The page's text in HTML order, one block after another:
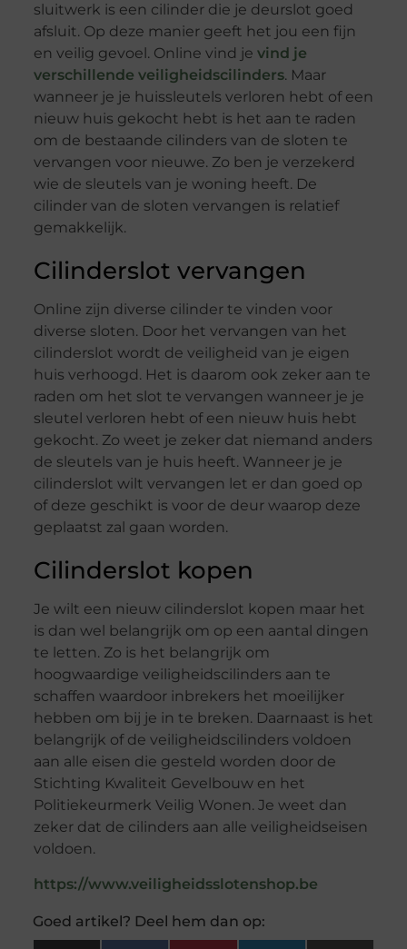
sluitwerk is een cilinder die je deurslot goed
afsluit. Op deze manier geeft het jou een fijn
en veilig gevoel. Online vind je vind je
verschillende veiligheidscilinders. Maar
wanneer je je huissleutels verloren hebt of een
nieuw huis gekocht hebt is het aan te raden
om de bestaande cilinders van de sloten te
vervangen voor nieuwe. Zo ben je verzekerd
wie de sleutels van je woning heeft. De
cilinder van de sloten vervangen is relatief
gemakkelijk.
Cilinderslot vervangen
Online zijn diverse cilinder te vinden voor
diverse sloten. Door het vervangen van het
cilinderslot wordt de veiligheid van je eigen
huis verhoogd. Het is daarom ook zeker aan te
raden om het slot te vervangen wanneer je je
sleutel verloren hebt of een nieuw huis hebt
gekocht. Zo weet je zeker dat niemand anders
de sleutels van je huis heeft. Wanneer je je
cilinderslot wilt vervangen let er dan goed op
of deze geschikt is voor de deur waarop deze
geplaatst zal gaan worden.
Cilinderslot kopen
Je wilt een nieuw cilinderslot kopen maar het
is dan wel belangrijk om op een aantal dingen
te letten. Zo is het belangrijk om
hoogwaardige veiligheidscilinders aan te
schaffen waardoor inbrekers het moeilijker
hebben om bij je in te breken. Daarnaast is het
belangrijk of de veiligheidscilinders voldoen
aan alle eisen die gesteld worden door de
Stichting Kwaliteit Gevelbouw en het
Politiekeurmerk Veilig Wonen. Je weet dan
zeker dat de cilinders aan alle veiligheidseisen
voldoen.
https://www.veiligheidsslotenshop.be
Goed artikel? Deel hem dan op: